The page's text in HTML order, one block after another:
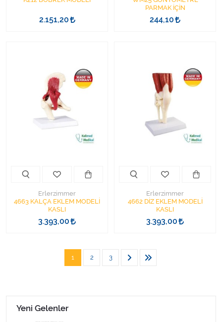
2.151,20
PARMAK İÇİN
244,10
Erlerzimmer
4663 KALÇA EKLEM MODELİ
KASLI
3.393,00
Erlerzimmer
4662 DİZ EKLEM MODELİ
KASLI
3.393,00
1 2 3
Yeni Gelenler